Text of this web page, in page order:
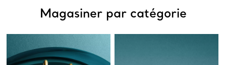
Magasiner par catégorie